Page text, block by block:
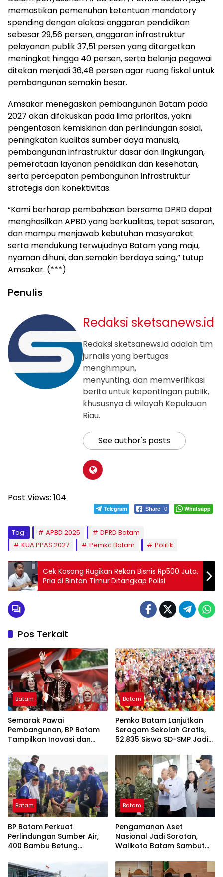
memastikan pemenuhan ketentuan mandatory
spending dengan alokasi anggaran pendidikan
sebesar 29,56 persen, anggaran infrastruktur
pelayanan publik 37,51 persen yang ditargetkan
meningkat hingga 40 persen, serta belanja pegawai
ditekan menjadi 36,48 persen agar ruang fiskal untuk
pembangunan semakin besar.
Amsakar menegaskan pembangunan Batam pada
2027 akan difokuskan pada lima prioritas, yakni
pengentasan kemiskinan dan perlindungan sosial,
peningkatan kualitas sumber daya manusia,
pembangunan infrastruktur dasar dan lingkungan,
pemerataan layanan pendidikan dan kesehatan,
serta percepatan pembangunan infrastruktur
strategis dan konektivitas.
“Kami berharap pembahasan bersama DPRD dapat
menghasilkan APBD yang berkualitas, tepat sasaran,
dan mampu menjawab kebutuhan masyarakat
serta mendukung terwujudnya Batam yang maju,
nyaman dihuni, dan semakin berdaya saing,” tutup
Amsakar. (***)
Penulis
Redaksi sketsanews.id
Redaksi sketsanews.id adalah tim
jurnalis yang bertugas
menghimpun,
menyunting, dan memverifikasi
berita untuk kepentingan publik,
khususnya di wilayah Kepulauan
Riau.
See author's posts
Post Views: 104
Telegram Share 0 Whatsapp
Tag: APBD 2025
DPRD Batam
KUA PPAS 2027
Pemko Batam Politik
Cek Kosong Rugikan Rekan Bisnis Rp500 Juta,
Pria di Bintan Timur Ditangkap Polisi
Pos Terkait
Batam
Semarak Pawai
Pembangunan, BP Batam
Tampilkan Inovasi dan
Kemajuan Batam
Batam
Pemko Batam Lanjutkan
Seragam Sekolah Gratis,
52.835 Siswa SD-SMP Jadi
Batam
BP Batam Perkuat
Perlindungan Sumber Air,
400 Bambu Betung
Nongsa
Batam
Pengamanan Aset
Nasional Jadi Sorotan,
Walikota Batam Sambut
Kepri